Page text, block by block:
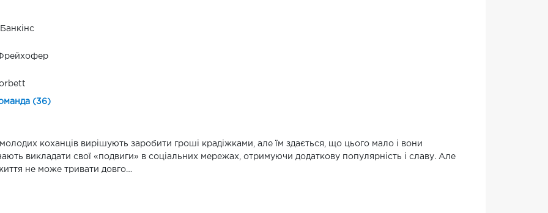
(36)
коханців вирішують заробити гроші крадіжками, але їм здається, що цього мало і вони
викладати свої «подвиги» в соціальних мережах, отримуючи додаткову популярність і славу. Але
не може тривати довго…